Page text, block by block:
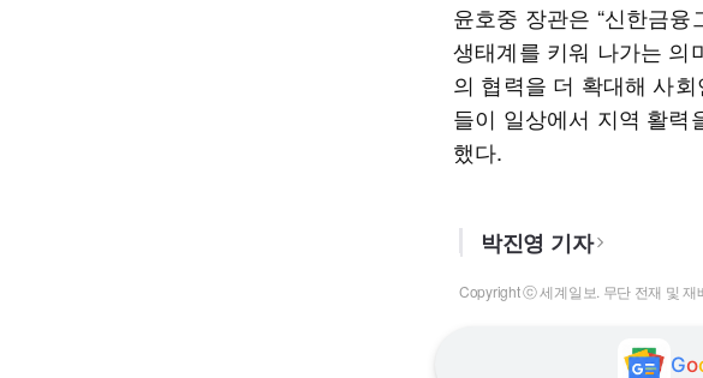
윤호중 장관은 “신한금
생태계를 키워 나가는 의
의 협력을 더 확대해 사
들이 일상에서 지역 활력
했다.
박진영 기자
Copyright ⓒ 세계일보. 무단 전재 및 재
Go